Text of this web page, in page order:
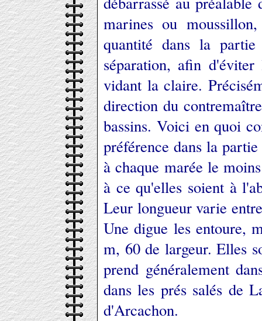
marines ou
quantité dans la
séparation, afin
vidant la claire.
direction du
bassins. Voici en quoi
préférence dans la
à chaque marée le
à ce qu'elles soient à
Leur longueur varie
Une digue les entoure,
m, 60 de largeur. Elles
prend généralement
dans les prés salés de
d'Arcachon.